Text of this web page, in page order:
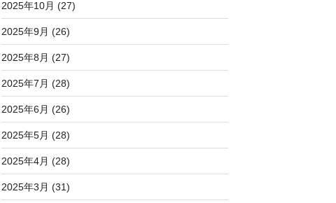
2025年10月 (27)
2025年9月 (26)
2025年8月 (27)
2025年7月 (28)
2025年6月 (26)
2025年5月 (28)
2025年4月 (28)
2025年3月 (31)